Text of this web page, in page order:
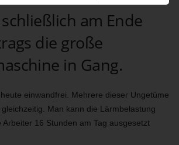
am Ende
die große
in Gang.
einwandfrei. Mehrere dieser Ungetüme
Man kann die Lärmbelastung
16 Stunden am Tag ausgesetzt